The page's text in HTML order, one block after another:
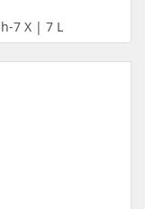
7 X | 7 L